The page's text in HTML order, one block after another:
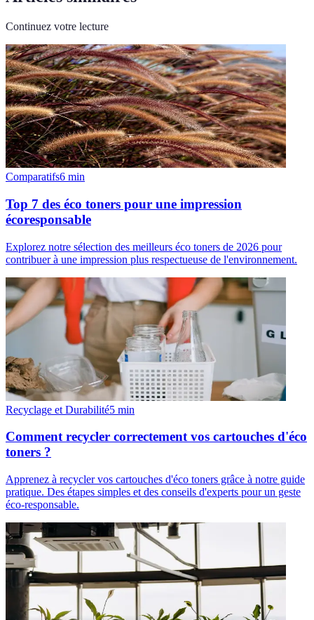
Continuez votre lecture
Comparatifs6 min
Top 7 des éco toners pour une impression
écoresponsable
Explorez notre sélection des meilleurs éco toners de 2026 pour
contribuer à une impression plus respectueuse de l'environnement.
Recyclage et Durabilité5 min
Comment recycler correctement vos cartouches d'éco
toners ?
Apprenez à recycler vos cartouches d'éco toners grâce à notre guide
pratique. Des étapes simples et des conseils d'experts pour un geste
éco-responsable.